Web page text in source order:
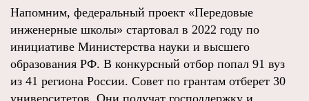
Напомним, федеральный проект «Передовые
инженерные школы» стартовал в 2022 году по
инициативе Министерства науки и высшего
образования РФ. В конкурсный отбор попал 91 вуз
из 41 региона России. Совет по грантам отберет 30
университетов. Они получат господдержку и